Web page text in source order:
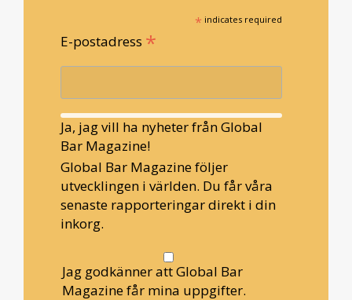
* indicates required
E-postadress *
Ja, jag vill ha nyheter från Global
Bar Magazine!
Global Bar Magazine följer
utvecklingen i världen. Du får våra
senaste rapporteringar direkt i din
inkorg.
Jag godkänner att Global Bar
Magazine får mina uppgifter.